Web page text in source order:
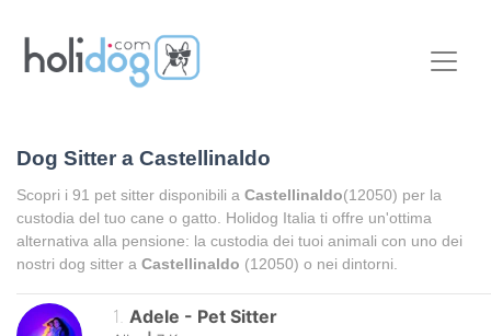
Dog Sitter a Castellinaldo
Scopri i 91 pet sitter disponibili a Castellinaldo(12050) per la
custodia del tuo cane o gatto. Holidog Italia ti offre un'ottima
alternativa alla pensione: la custodia dei tuoi animali con uno dei
nostri dog sitter a Castellinaldo (12050) o nei dintorni.
1 Adele - Pet Sitter